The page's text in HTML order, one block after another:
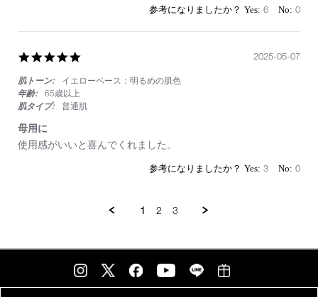
2025
良
っ
6 0
rating
肌トーン:
イエローベース：明るめの肌色
年齢:
65歳以上
肌タイプ:
普通肌
母用に
Review
review
使用感がいいと喜んでくれました。
2025-05-07
3 0
1 2 3